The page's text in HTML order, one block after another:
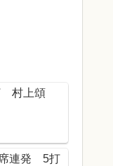
村上頌
連発 5打